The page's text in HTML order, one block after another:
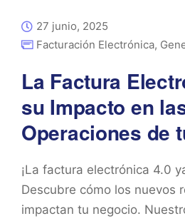
27 junio, 2025
Facturación Electrónica,
La Factura
su Impacto en
Operaciones de
¡La factura electrónica 4.0
Descubre cómo los nuevos
impactan tu negocio.